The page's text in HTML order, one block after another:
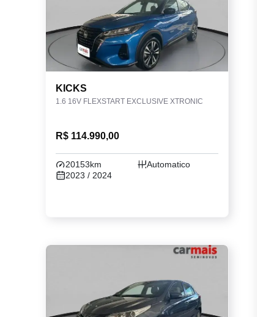
KICKS
1.6 16V FLEXSTART EXCLUSIVE XTRONIC
R$ 114.990,00
20153km
Automatico
2023 / 2024